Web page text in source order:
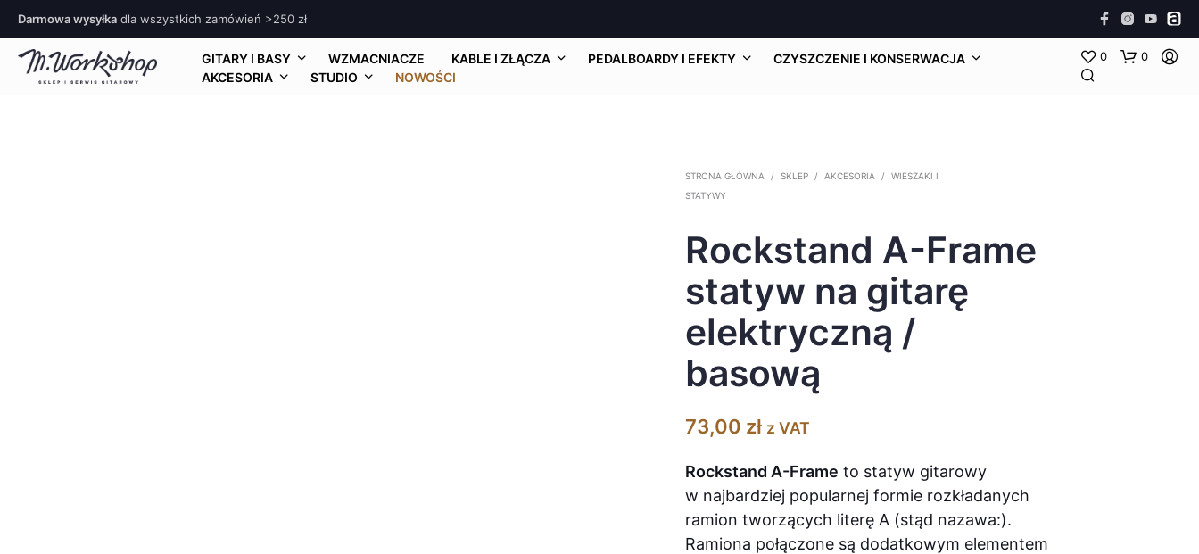
Darmowa wysyłka dla wszystkich zamówień >250 zł
GITARY I BASY WZMACNIACZE KABLE I ZŁĄCZA PEDALBOARDY I EFEKTY
CZYSZCZENIE I KONSERWACJA
AKCESORIA
STUDIO NOWOŚCI
0 0
STRONA GŁÓWNA / SKLEP / AKCESORIA /
WIESZAKI I
STATYWY
Rockstand A-Frame
statyw na gitarę
elektryczną /
basową
73,00 zł z VAT
Rockstand A-Frame to statyw gitarowy
w najbardziej popularnej formie rozkładanych
ramion tworzących literę A (stąd nazawa:).
Ramiona połączone są dodatkowym elementem